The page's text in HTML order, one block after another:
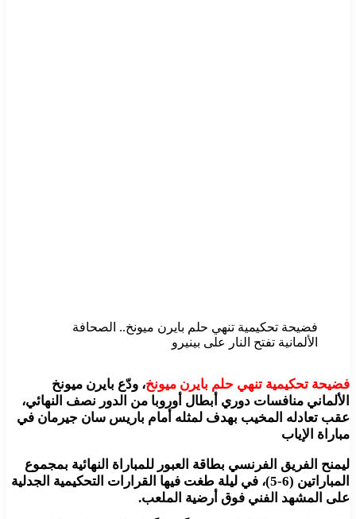
فضيحة تحكيمية تنهي حلم بايرن ميونخ.. الصحافة
الألمانية تفتح النار على بينيرو
فضيحة تحكيمية تنهي حلم بايرن ميونخ، ودّع بايرن ميونخ
الألماني منافسات دوري أبطال أوروبا من الدور نصف النهائي،
عقب تعادله المخيب بهدف لمثله أمام باريس سان جيرمان في
مباراة الإياب
ليمنح الفريق الفرنسي بطاقة العبور للمباراة النهائية بمجموع
المباراتين (6-5)، في ليلة طغت فيها القرارات التحكيمية الجدلية
على المشهد الفني فوق أرضية الملعب.